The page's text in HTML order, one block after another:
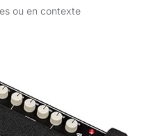
ou en contexte